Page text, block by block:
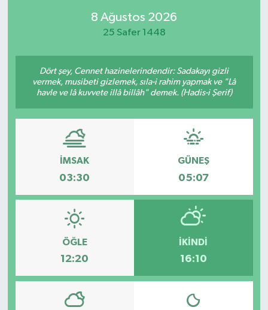
8 Ağustos 2026
25 Safer 1448
Dört şey, Cennet hazinelerindendir: Sadakayı gizli
vermek, musibeti gizlemek, sıla-i rahim yapmak ve "Lâ
havle ve lâ kuvvete illâ billâh" demek. (Hadis-i Şerif)
İMSAK
03:30
GÜNEŞ
05:07
ÖĞLE
12:20
İKINDI
16:10